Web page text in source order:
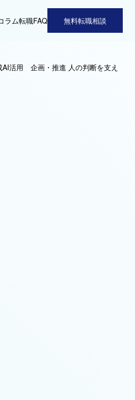
ラム転職FAQ 無料転職相談
活用 企画・推進 人の判断を支え